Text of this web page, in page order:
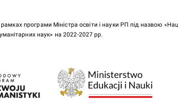
програми Міністра освіти і науки РП під назвою
наук» на 2022-2027 рр.